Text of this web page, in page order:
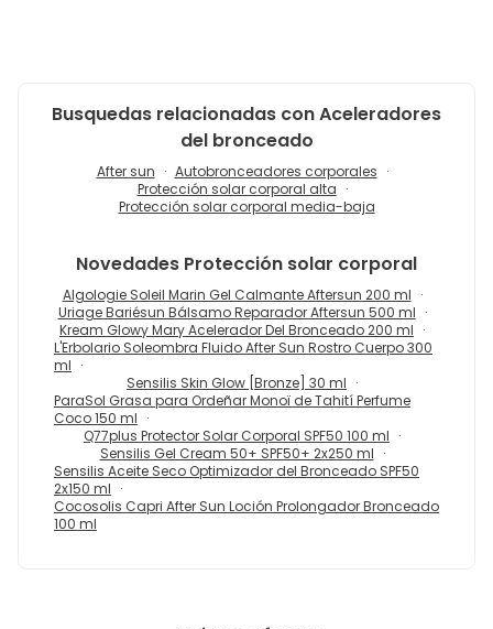
Busquedas relacionadas con Aceleradores
del bronceado
After sun
Autobronceadores corporales
Protección solar corporal alta
Protección solar corporal media-baja
Novedades Protección solar corporal
Algologie Soleil Marin Gel Calmante Aftersun 200 ml
Uriage Bariésun Bálsamo Reparador Aftersun 500 ml
Kream Glowy Mary Acelerador Del Bronceado 200 ml
L'Erbolario Soleombra Fluido After Sun Rostro Cuerpo 300
ml
Sensilis Skin Glow [Bronze] 30 ml
ParaSol Grasa para Ordeñar Monoï de Tahití Perfume
Coco 150 ml
Q77plus Protector Solar Corporal SPF50 100 ml
Sensilis Gel Cream 50+ SPF50+ 2x250 ml
Sensilis Aceite Seco Optimizador del Bronceado SPF50
2x150 ml
Cocosolis Capri After Sun Loción Prolongador Bronceado
100 ml